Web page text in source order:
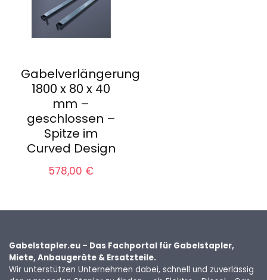
Gabelverlängerung
1800 x 80 x 40
mm –
geschlossen –
Spitze im
Curved Design
578,00 €
Gabelstapler.eu – Das Fachportal für Gabelstapler,
Miete, Anbaugeräte & Ersatzteile.
Wir unterstützen Unternehmen dabei, schnell und zuverlässig